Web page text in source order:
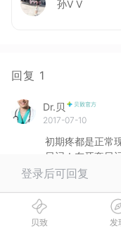
孙V V
回复 1
Dr.贝
2017-07-10
初期疼都是正常
日记！在牙套日
的最新动态咯！
登录后可回复
贝致 发